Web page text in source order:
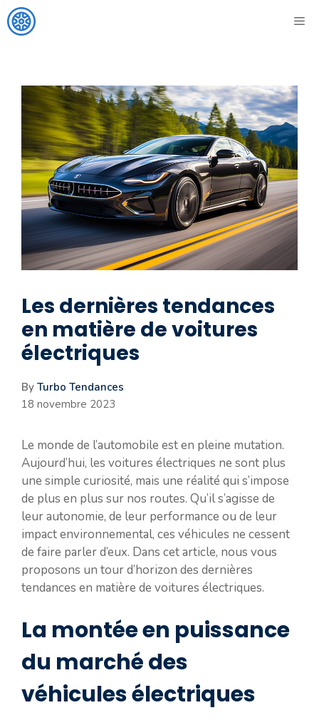
Aller
au
Les dernières tendances
en matière de voitures
électriques
By Turbo Tendances
18 novembre 2023
Le monde de l’automobile est en pleine mutation.
Aujourd’hui, les voitures électriques ne sont plus
une simple curiosité, mais une réalité qui s’impose
de plus en plus sur nos routes. Qu’il s’agisse de
leur autonomie, de leur performance ou de leur
impact environnemental, ces véhicules ne cessent
de faire parler d’eux. Dans cet article, nous vous
proposons un tour d’horizon des dernières
tendances en matière de voitures électriques.
La montée en puissance
du marché des
véhicules électriques